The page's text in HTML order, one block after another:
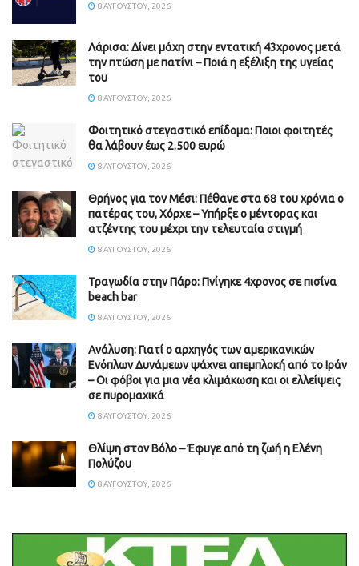
8 ΑΥΓΟΎΣΤΟΥ, 2026
Λάρισα: Δίνει μάχη στην εντατική 43χρονος μετά
την πτώση με πατίνι – Ποιά η εξέλιξη της υγείας
του
8 ΑΥΓΟΎΣΤΟΥ, 2026
Φοιτητικό στεγαστικό επίδομα: Ποιοι φοιτητές
θα λάβουν έως 2.500 ευρώ
8 ΑΥΓΟΎΣΤΟΥ, 2026
Θρήνος για τον Μέσι: Πέθανε στα 68 του χρόνια ο
πατέρας του, Χόρχε – Υπήρξε ο μέντορας και
ατζέντης του μέχρι την τελευταία στιγμή
8 ΑΥΓΟΎΣΤΟΥ, 2026
Τραγωδία στην Πάρο: Πνίγηκε 4χρονος σε πισίνα
beach bar
8 ΑΥΓΟΎΣΤΟΥ, 2026
Ανάλυση: Γιατί ο αρχηγός των αμερικανικών
Ενόπλων Δυνάμεων ψάχνει απεμπλοκή από το Ιράν
– Οι φόβοι για μια νέα κλιμάκωση και οι ελλείψεις
σε πυρομαχικά
8 ΑΥΓΟΎΣΤΟΥ, 2026
Θλίψη στον Βόλο – Έφυγε από τη ζωή η Ελένη
Πολύζου
8 ΑΥΓΟΎΣΤΟΥ, 2026